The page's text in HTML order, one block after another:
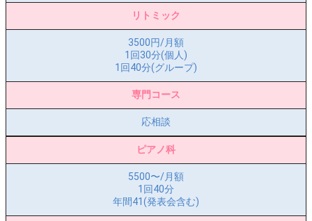
リトミック
3500円/月額
1回30分(個人)
1回40分(グループ)
専門コース
応相談
ピアノ科
5500〜/月額
1回40分
年間41(発表会含む)